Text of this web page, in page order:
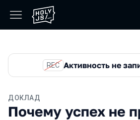
REC Активность не
ДОКЛАД
Почему успех не